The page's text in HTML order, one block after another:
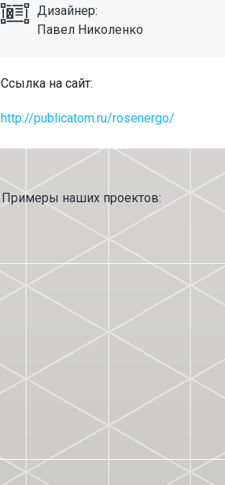
Дизайнер:
Павел Николенко
Ссылка на сайт:
http://publicatom.ru/rosenergo/
Примеры наших проектов: